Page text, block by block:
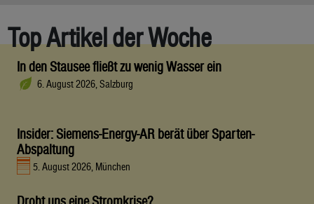
Top Artikel der Woche
In den Stausee fließt zu wenig Wasser ein
6. August 2026, Salzburg
Insider: Siemens-Energy-AR berät über Sparten-
Abspaltung
5. August 2026, München